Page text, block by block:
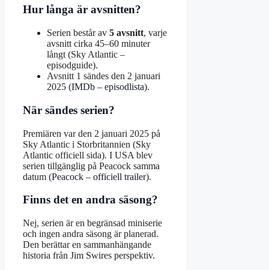
Hur långa är avsnitten?
Serien består av 5 avsnitt, varje
avsnitt cirka 45–60 minuter
långt (Sky Atlantic –
episodguide).
Avsnitt 1 sändes den 2 januari
2025 (IMDb – episodlista).
När sändes serien?
Premiären var den 2 januari 2025 på
Sky Atlantic i Storbritannien (Sky
Atlantic officiell sida). I USA blev
serien tillgänglig på Peacock samma
datum (Peacock – officiell trailer).
Finns det en andra säsong?
Nej, serien är en begränsad miniserie
och ingen andra säsong är planerad.
Den berättar en sammanhängande
historia från Jim Swires perspektiv.